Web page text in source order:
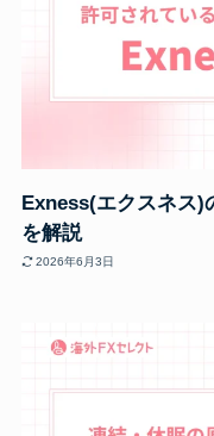
Exness(エクスネス)
を解説
2026年6月3日